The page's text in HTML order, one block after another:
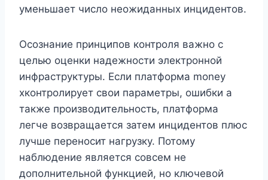
уменьшает число неожиданных инцидентов.
Осознание принципов контроля важно с
целью оценки надежности электронной
инфраструктуры. Если платформа money
xконтролирует свои параметры, ошибки а
также производительность, платформа
легче возвращается затем инцидентов плюс
лучше переносит нагрузку. Потому
наблюдение является совсем не
дополнительной функцией, но ключевой